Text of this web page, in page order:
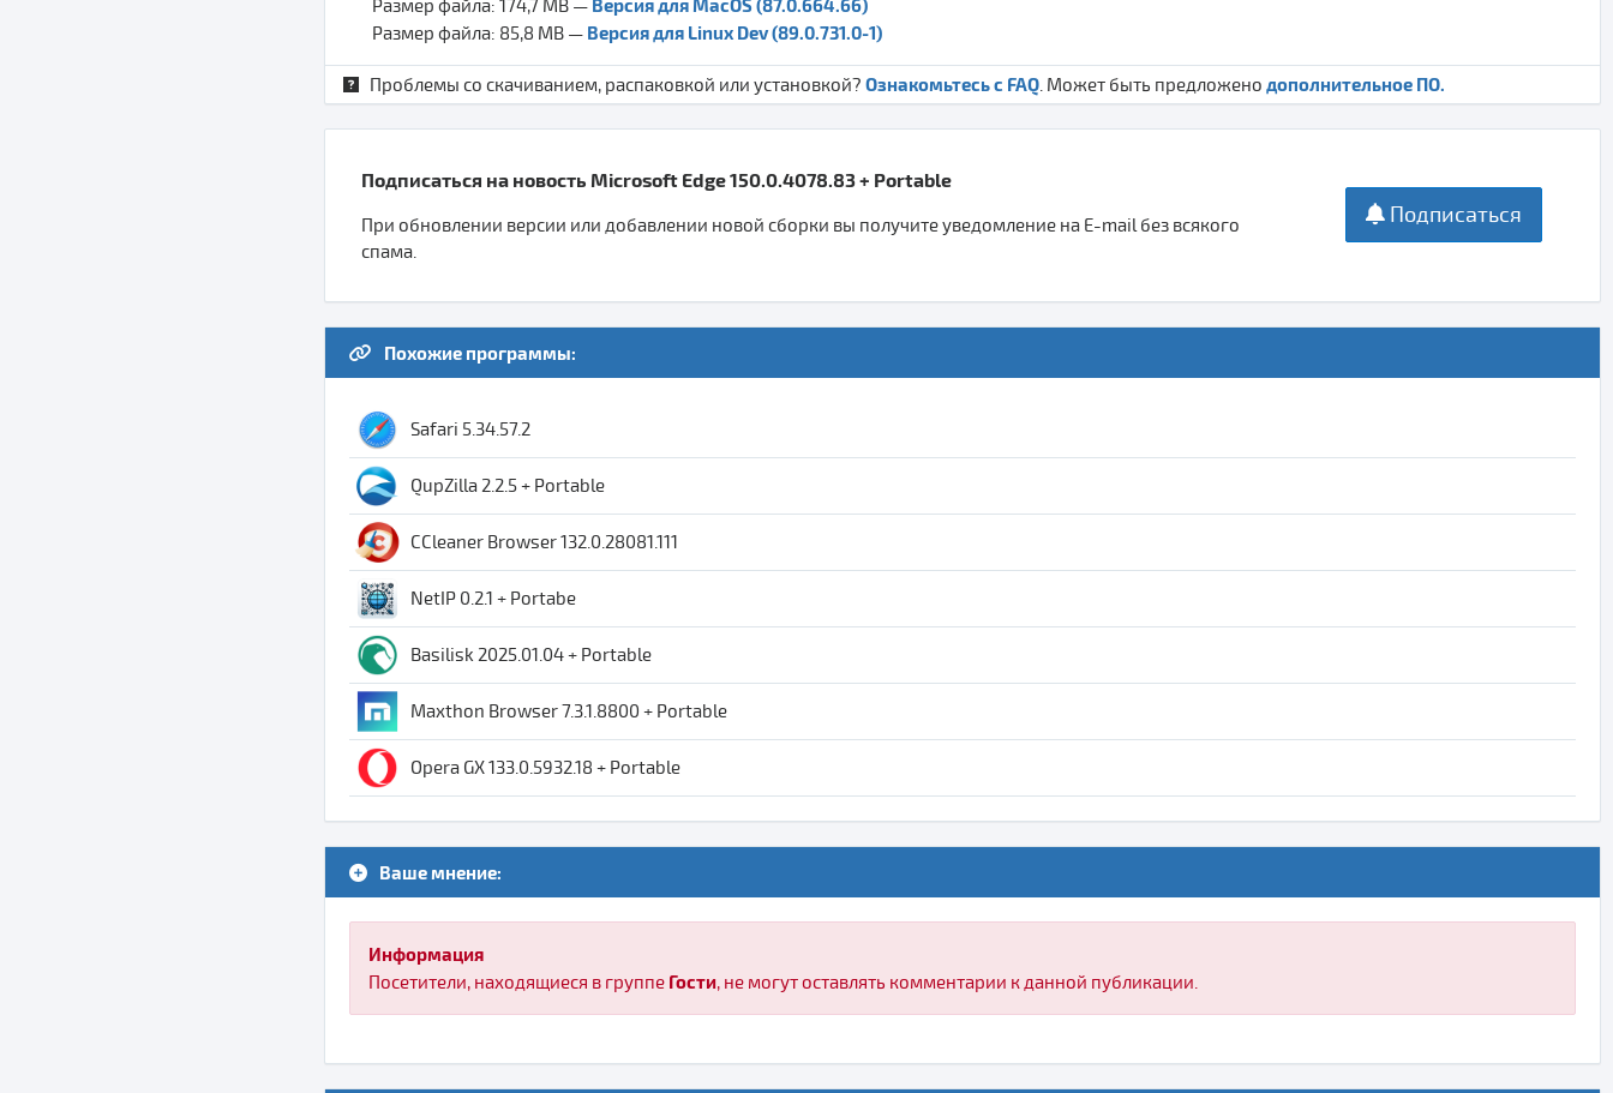
Размер файла: 174,7 MB —
Размер файла: 85,8 MB — Версия для Linux Dev (89.0.731.0-1)
Проблемы со скачиванием, распаковкой или установкой? Ознакомьтесь с FAQ . Может быть предложено дополнительное ПО.
Подписаться на новость Microsoft Edge 150.0.4078.83 + Portable
При обновлении версии или добавлении новой сборки вы получите уведомление на E-mail без всякого
спама.
Подписаться
Похожие программы:
Safari 5.34.57.2
QupZilla 2.2.5 + Portable
CCleaner Browser 132.0.28081.111
NetIP 0.2.1 + Portabe
Basilisk 2025.01.04 + Portable
Maxthon Browser 7.3.1.8800 + Portable
Opera GX 133.0.5932.18 + Portable
Ваше мнение:
Информация
Посетители, находящиеся в группе Гости, не могут оставлять комментарии к данной публикации.